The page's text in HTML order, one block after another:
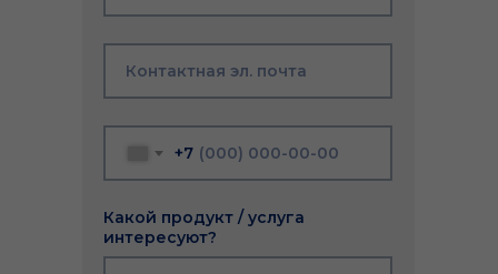
Контактная эл. почта
+7
Какой продукт / услуга
интересуют?